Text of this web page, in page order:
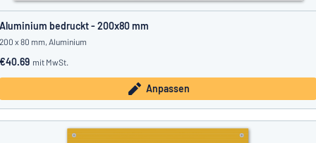
Aluminium bedruckt - 200x80 mm
200 x 80 mm, Aluminium
€40.69 mit MwSt.
Anpassen